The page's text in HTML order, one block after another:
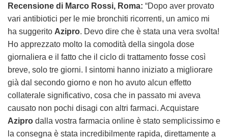
Recensione di Marco Rossi, Roma: “Dopo aver provato
vari antibiotici per le mie bronchiti ricorrenti, un amico mi
ha suggerito Azipro. Devo dire che è stata una vera svolta!
Ho apprezzato molto la comodità della singola dose
giornaliera e il fatto che il ciclo di trattamento fosse così
breve, solo tre giorni. I sintomi hanno iniziato a migliorare
già dal secondo giorno e non ho avuto alcun effetto
collaterale significativo, cosa che in passato mi aveva
causato non pochi disagi con altri farmaci. Acquistare
Azipro dalla vostra farmacia online è stato semplicissimo e
la consegna è stata incredibilmente rapida, direttamente a